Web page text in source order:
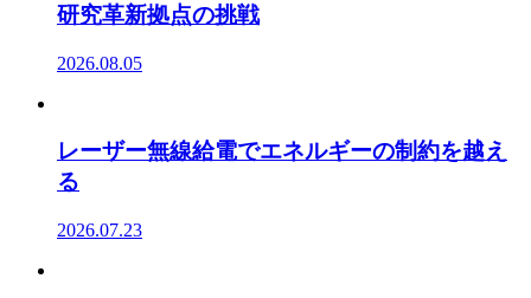
研究革新拠点の挑戦
2026.08.05
レーザー無線給電でエネルギーの制約を越え
る
2026.07.23